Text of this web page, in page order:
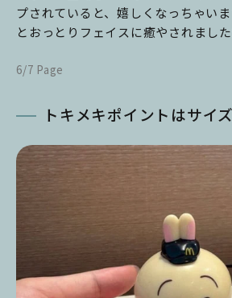
プされていると、嬉しくなっちゃい
とおっとりフェイスに癒やされまし
6/7 Page
トキメキポイントはサイ